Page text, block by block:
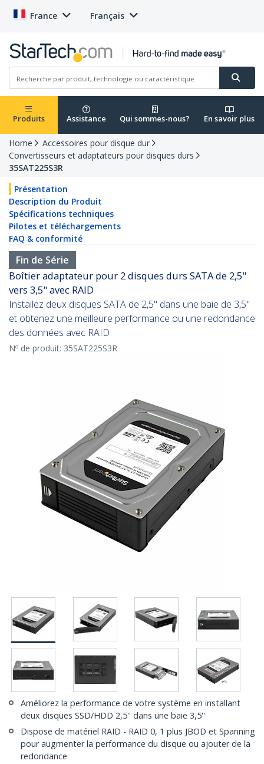
France Français
Produits Assistance Qui sommes-nous? En savoir plus
Home
Accessoires pour disque dur
Convertisseurs et adaptateurs pour disques durs
35SAT225S3R
Présentation
Description du Produit
Spécifications techniques
Pilotes et téléchargements
FAQ & conformité
Fin de Série
Boîtier adaptateur pour 2 disques durs SATA de 2,5"
vers 3,5" avec RAID
Installez deux disques SATA de 2,5'' dans une baie de 3,5''
et obtenez une meilleure performance ou une redondance
des données avec RAID
Nº de produit: 35SAT225S3R
Améliorez la performance de votre système en installant
deux disques SSD/HDD 2,5'' dans une baie 3,5''
Dispose de matériel RAID - RAID 0, 1 plus JBOD et Spanning
pour augmenter la performance du disque ou ajouter de la
redondance